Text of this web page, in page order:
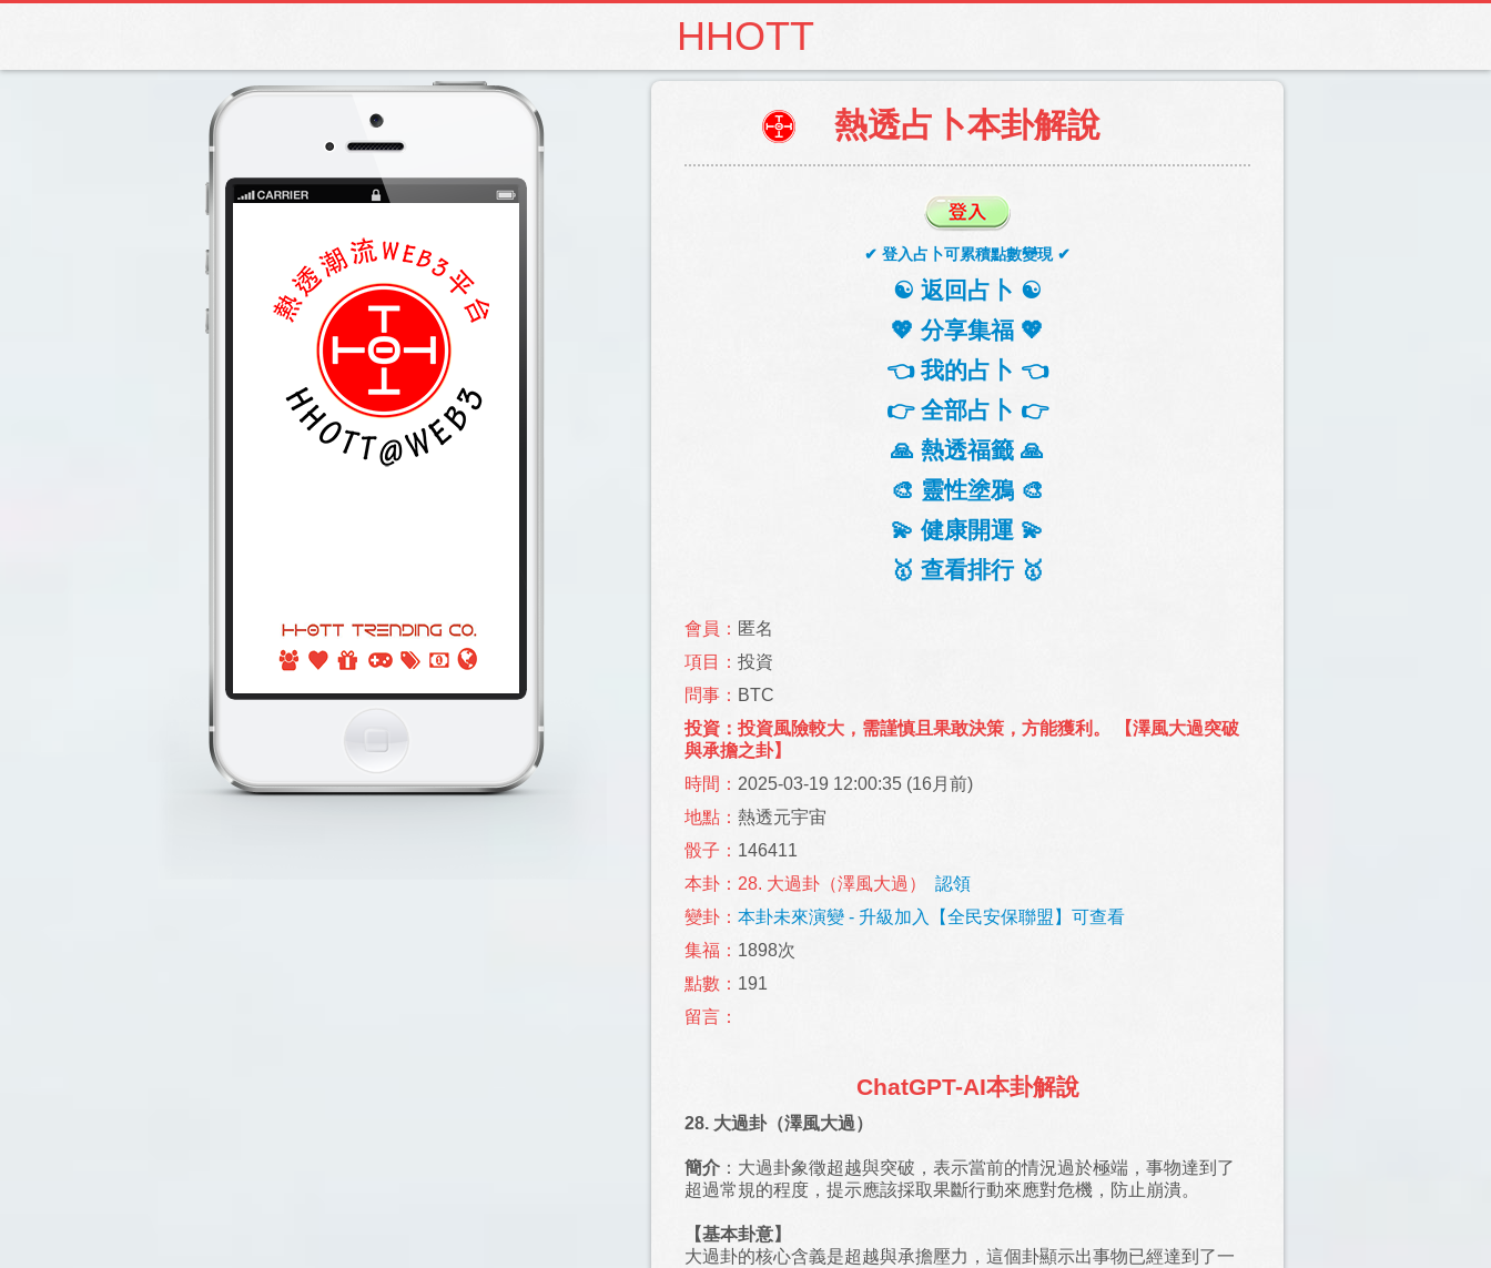
HHOTT
熱透占卜本卦解說
✔ 登入占卜可累積點數變現 ✔
☯️ 返回占卜 ☯️
💖 分享集福 💖
👈 我的占卜 👈
👉 全部占卜 👉
🙏 熱透福籤 🙏
🎨 靈性塗鴉 🎨
💫 健康開運 💫
🥇 查看排行 🥇
會員： 匿名
項目： 投資
問事： BTC
投資：投資風險較大，需謹慎且果敢決策，方能獲利。 【澤風大過突破
與承擔之卦】
時間： 2025-03-19 12:00:35 (16月前)
地點： 熱透元宇宙
骰子： 146411
本卦：28. 大過卦（澤風大過） 認領
變卦： 本卦未來演變 - 升級加入【全民安保聯盟】可查看
集福： 1898次
點數： 191
留言：
ChatGPT-AI本卦解說
28. 大過卦（澤風大過）
簡介 ：大過卦象徵超越與突破，表示當前的情況過於極端，事物達到了
超過常規的程度，提示應該採取果斷行動來應對危機，防止崩潰。
【基本卦意】
大過卦的核心含義是超越與承擔壓力，這個卦顯示出事物已經達到了一